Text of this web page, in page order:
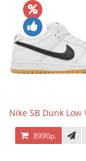
Nike SB Dunk Low
8990р.